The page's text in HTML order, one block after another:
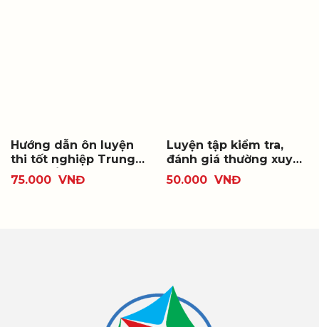
Hướng dẫn ôn luyện
thi tốt nghiệp Trung
học phổ thông và thi
đánh giá năng lực
75.000 VNĐ
Luyện tập kiểm tra,
đánh giá thường xuyên
và định kì Ngữ văn 10
50.000 VNĐ